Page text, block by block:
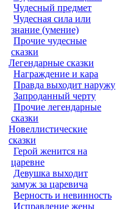
Чудесный предмет
Чудесная сила или
знание (умение)
Прочие чудесные
сказки
Легендарные сказки
Награждение и кара
Правда выходит наружу
Запроданный черту
Прочие легендарные
сказки
Новеллистические
сказки
Герой женится на
царевне
Девушка выходит
замуж за царевича
Верность и невинность
Исправление жены